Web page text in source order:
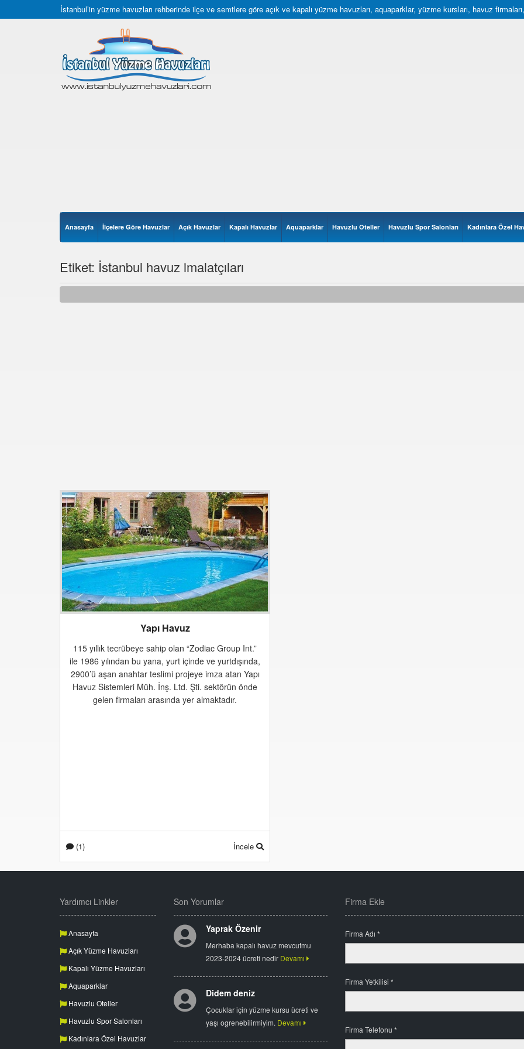
İstanbul’in yüzme havuzları rehberinde ilçe ve semtlere göre açık ve kapalı yüzme havuzları, aquaparklar, yüzme kursları, havuz
Anasayfa İlçelere Göre Havuzlar Açık Havuzlar Kapalı Havuzlar Aquaparklar Havuzlu Oteller Havuzlu Spor Salonları Kadınlara Özel
Etiket: İstanbul havuz imalatçıları
Yapı Havuz
115 yıllık tecrübeye sahip olan “Zodiac Group Int.”
ile 1986 yılından bu yana, yurt içinde ve yurtdışında,
2900’ü aşan anahtar teslimi projeye imza atan Yapı
Havuz Sistemleri Müh. İnş. Ltd. Şti. sektörün önde
gelen firmaları arasında yer almaktadır.
(1) İncele
Yardımcı Linkler
Anasayfa
Açık Yüzme Havuzları
Kapalı Yüzme Havuzları
Aquaparklar
Havuzlu Oteller
Havuzlu Spor Salonları
Kadınlara Özel Havuzlar
Son Yorumlar
Yaprak Özenir
Merhaba kapalı havuz mevcutmu
2023-2024 ücreti nedir Devamı
Didem deniz
Çocuklar için yüzme kursu ücreti ve
yaşı ogrenebilirmiyim. Devamı
Firma Ekle
Firma Adı *
Firma Yetkilisi *
Firma Telefonu *